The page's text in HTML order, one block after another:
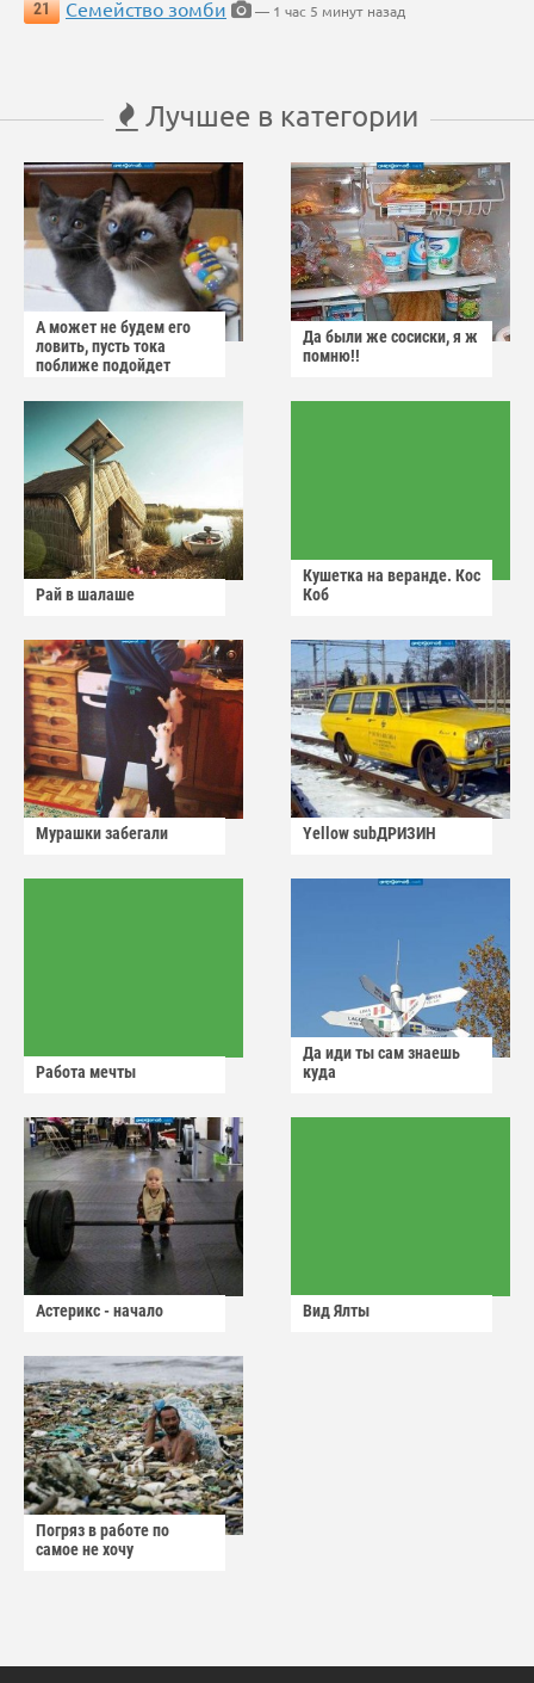
21
Семейство зомби — 1 час 5 минут назад
Лучшее в категории
А может не будем его
ловить, пусть тока
поближе подойдет
Да были же сосиски, я ж
помню!!
Рай в шалаше
Кушетка на веранде. Кос
Коб
Мурашки забегали Yellow subДРИЗИН
Работа мечты
Да иди ты сам знаешь
куда
Астерикс - начало Вид Ялты
Погряз в работе по
самое не хочу